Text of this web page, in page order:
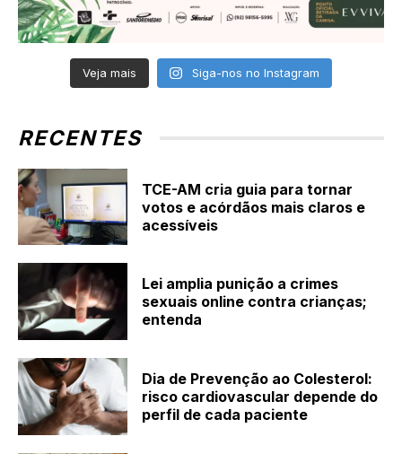
Veja mais Siga-nos no Instagram
RECENTES
TCE-AM cria guia para tornar
votos e acórdãos mais claros e
acessíveis
Lei amplia punição a crimes
sexuais online contra crianças;
entenda
Dia de Prevenção ao Colesterol:
risco cardiovascular depende do
perfil de cada paciente